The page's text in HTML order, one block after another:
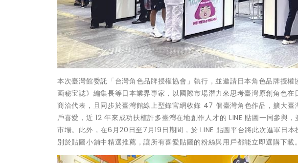
本次臺灣館委託「台灣角色品牌授權協會」執行，並邀請日本角色品牌授
画秘宝誌》編集長等日本業界專家，以國際市場潛力來思考臺灣原創角色
商洽代表，且同步於臺灣館線上型錄官網收錄 47 個臺灣角色作品，擴大
戶喜愛，近 12 年來成功扶植許多臺灣在地創作人才的 LINE 貼圖一同參與
市場。此外，在6月20日至7月19日期間，於 LINE 貼圖平台將此次進軍日
別於貼圖小舖中精選推薦，讓所有喜愛貼圖的粉絲與用戶都能立即選購下載。